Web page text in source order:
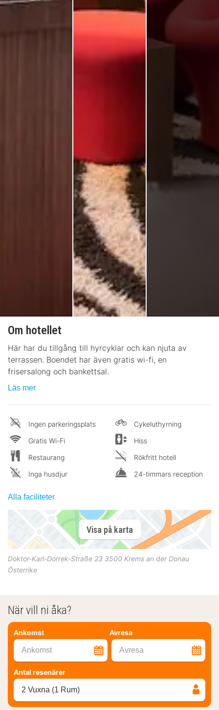
Om hotellet
Här har du tillgång till hyrcyklar och kan njuta av
terrassen. Boendet har även gratis wi-fi, en
frisersalong och bankettsal.
Läs mer
Ingen parkeringsplats
Gratis Wi-Fi
Restaurang
Inga husdjur
Cykeluthyrning
Hiss
Rökfritt hotell
24-timmars reception
Alla faciliteter
Visa på karta
Doktor-Karl-Dorrek-Straße 23 3500 Krems an der Donau
Österrike
När vill ni åka?
Ankomst Avresa
Ankomst Avresa
Antal resenärer
2 Vuxna (1 Rum)